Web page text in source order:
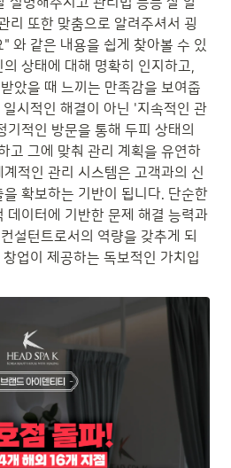
리 또한 맞춤으로 알려주셔서 굉
와 같은 내용을 쉽게 찾아볼 수 있
상태에 대해 명확히 인지하고,
았을 때 느끼는 만족감을 보여줍
시적인 해결이 아닌 '지속적인 관
기적인 방문을 통해 두피 상태의
고 그에 맞춰 관리 계획을 유연하
적인 관리 시스템은 고객과의 신
확보하는 기반이 됩니다. 단순한
데이터에 기반한 문제 해결 능력과
설턴트로서의 역량을 갖추게 되
업이 제공하는 독보적인 가치입